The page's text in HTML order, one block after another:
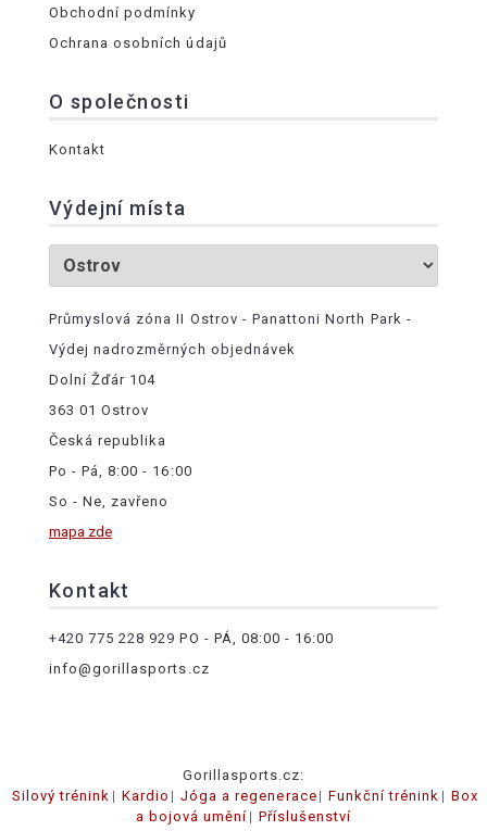
Obchodní podmínky
Ochrana osobních údajů
O společnosti
Kontakt
Výdejní místa
Průmyslová zóna II Ostrov - Panattoni North Park -
Výdej nadrozměrných objednávek
Dolní Žďár 104
363 01 Ostrov
Česká republika
Po - Pá, 8:00 - 16:00
So - Ne, zavřeno
mapa zde
Kontakt
+420 775 228 929 PO - PÁ, 08:00 - 16:00
info@gorillasports.cz
Gorillasports.cz:
Silový trénink
Kardio Jóga a regenerace Funkční trénink
Box
a bojová umění
Příslušenství